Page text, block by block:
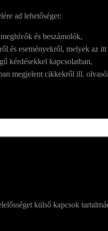
ad lehetőséget:
és beszámolók,
és eseményekről, melyek az
kérdésekkel kapcsolatban,
megjelent cikkekről ill.
külső kapcsok